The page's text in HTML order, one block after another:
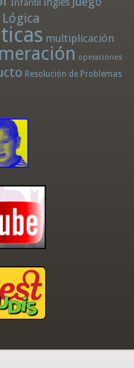
Infantil Inglés
Lógica
multiplicación
operaciones
Resolución de Problemas